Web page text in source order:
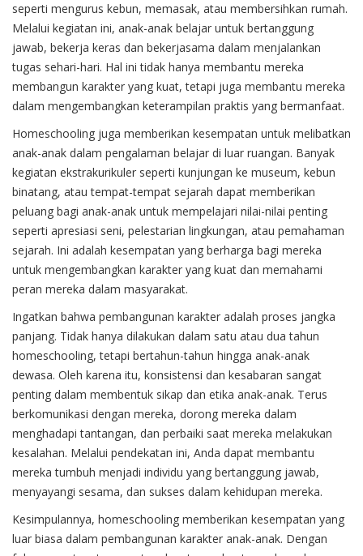
seperti mengurus kebun, memasak, atau membersihkan rumah.
Melalui kegiatan ini, anak-anak belajar untuk bertanggung
jawab, bekerja keras dan bekerjasama dalam menjalankan
tugas sehari-hari. Hal ini tidak hanya membantu mereka
membangun karakter yang kuat, tetapi juga membantu mereka
dalam mengembangkan keterampilan praktis yang bermanfaat.
Homeschooling juga memberikan kesempatan untuk melibatkan
anak-anak dalam pengalaman belajar di luar ruangan. Banyak
kegiatan ekstrakurikuler seperti kunjungan ke museum, kebun
binatang, atau tempat-tempat sejarah dapat memberikan
peluang bagi anak-anak untuk mempelajari nilai-nilai penting
seperti apresiasi seni, pelestarian lingkungan, atau pemahaman
sejarah. Ini adalah kesempatan yang berharga bagi mereka
untuk mengembangkan karakter yang kuat dan memahami
peran mereka dalam masyarakat.
Ingatkan bahwa pembangunan karakter adalah proses jangka
panjang. Tidak hanya dilakukan dalam satu atau dua tahun
homeschooling, tetapi bertahun-tahun hingga anak-anak
dewasa. Oleh karena itu, konsistensi dan kesabaran sangat
penting dalam membentuk sikap dan etika anak-anak. Terus
berkomunikasi dengan mereka, dorong mereka dalam
menghadapi tantangan, dan perbaiki saat mereka melakukan
kesalahan. Melalui pendekatan ini, Anda dapat membantu
mereka tumbuh menjadi individu yang bertanggung jawab,
menyayangi sesama, dan sukses dalam kehidupan mereka.
Kesimpulannya, homeschooling memberikan kesempatan yang
luar biasa dalam pembangunan karakter anak-anak. Dengan